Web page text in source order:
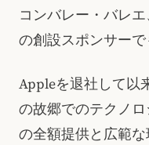
コンバレー・バレ
の創設スポンサーで
Appleを退社して以
の故郷でのテクノ
の全額提供と広範